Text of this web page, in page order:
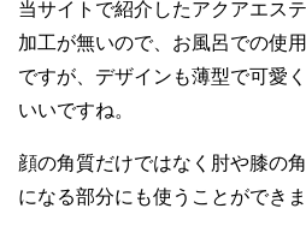
当サイトで紹介したアクアエス
加工が無いので、お風呂での使
ですが、デザインも薄型で可愛
いいですね。
顔の角質だけではなく肘や膝の
になる部分にも使うことができま